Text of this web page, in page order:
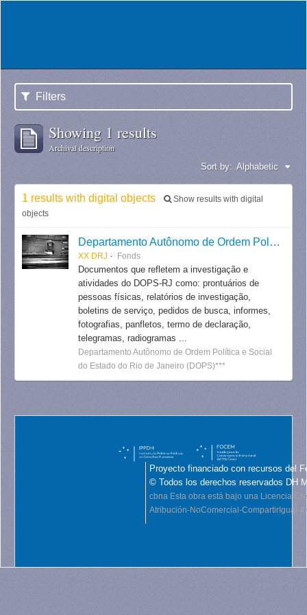
Filters
Showing 1 results
Archival description
Sort by: Alphabetic
1 results with digital objects
Show results with digital
objects
Departamento Autônomo de Ordem Política e Social do Estado do Rio de Janeiro
XX DRJ Fonds
Documentos que refletem a investigação e
atividades do DOPS-RJ como: prontuários de
pessoas físicas, relatórios de investigação,
boletins de serviço, pedidos de busca, informes,
fotografias, panfletos, termo de declaração,
telegramas, radiogramas ...
Departamento Autônomo de Ordem Política e Social
do Estado do Rio de Janeiro (DOPS)***
Proyecto financiado con recursos del
© Todos los derechos reservados DH
cbna Esta obra está bajo una Licencia
Atribución-NoComercial-CompartirIgual